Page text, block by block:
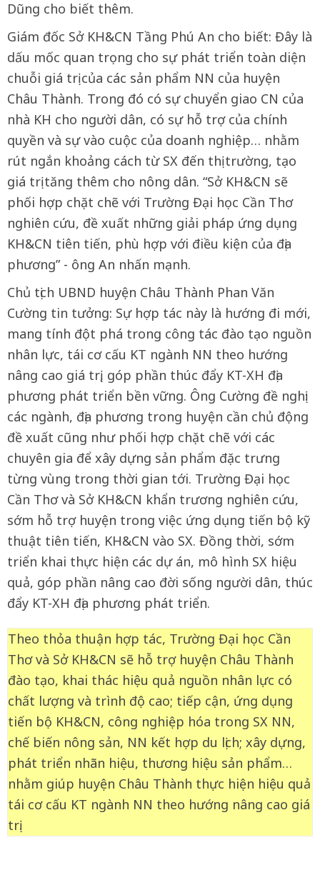
Dũng cho biết thêm.
Giám đốc Sở KH&CN Tầng Phú An cho biết: Đây là
dấu mốc quan trọng cho sự phát triển toàn diện
chuỗi giá trị của các sản phẩm NN của huyện
Châu Thành. Trong đó có sự chuyển giao CN của
nhà KH cho người dân, có sự hỗ trợ của chính
quyền và sự vào cuộc của doanh nghiệp… nhằm
rút ngắn khoảng cách từ SX đến thị trường, tạo
giá trị tăng thêm cho nông dân. “Sở KH&CN sẽ
phối hợp chặt chẽ với Trường Đại học Cần Thơ
nghiên cứu, đề xuất những giải pháp ứng dụng
KH&CN tiên tiến, phù hợp với điều kiện của địa
phương” - ông An nhấn mạnh.
Chủ tịch UBND huyện Châu Thành Phan Văn
Cường tin tưởng: Sự hợp tác này là hướng đi mới,
mang tính đột phá trong công tác đào tạo nguồn
nhân lực, tái cơ cấu KT ngành NN theo hướng
nâng cao giá trị, góp phần thúc đẩy KT-XH địa
phương phát triển bền vững. Ông Cường đề nghị:
các ngành, địa phương trong huyện cần chủ động
đề xuất cũng như phối hợp chặt chẽ với các
chuyên gia để xây dựng sản phẩm đặc trưng
từng vùng trong thời gian tới. Trường Đại học
Cần Thơ và Sở KH&CN khẩn trương nghiên cứu,
sớm hỗ trợ huyện trong việc ứng dụng tiến bộ kỹ
thuật tiên tiến, KH&CN vào SX. Đồng thời, sớm
triển khai thực hiện các dự án, mô hình SX hiệu
quả, góp phần nâng cao đời sống người dân, thúc
đẩy KT-XH địa phương phát triển.
Theo thỏa thuận hợp tác, Trường Đại học Cần
Thơ và Sở KH&CN sẽ hỗ trợ huyện Châu Thành
đào tạo, khai thác hiệu quả nguồn nhân lực có
chất lượng và trình độ cao; tiếp cận, ứng dụng
tiến bộ KH&CN, công nghiệp hóa trong SX NN,
chế biến nông sản, NN kết hợp du lịch; xây dựng,
phát triển nhãn hiệu, thương hiệu sản phẩm…
nhằm giúp huyện Châu Thành thực hiện hiệu quả
tái cơ cấu KT ngành NN theo hướng nâng cao giá
trị.